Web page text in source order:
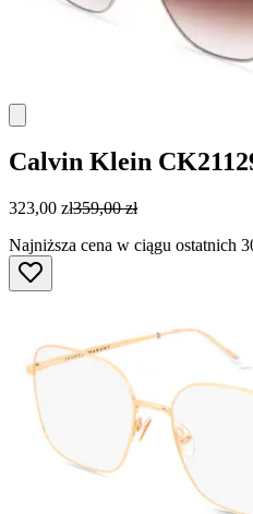
Calvin Klein
323,00 zł359,00 zł
Najniższa cena w ciągu ostatnich